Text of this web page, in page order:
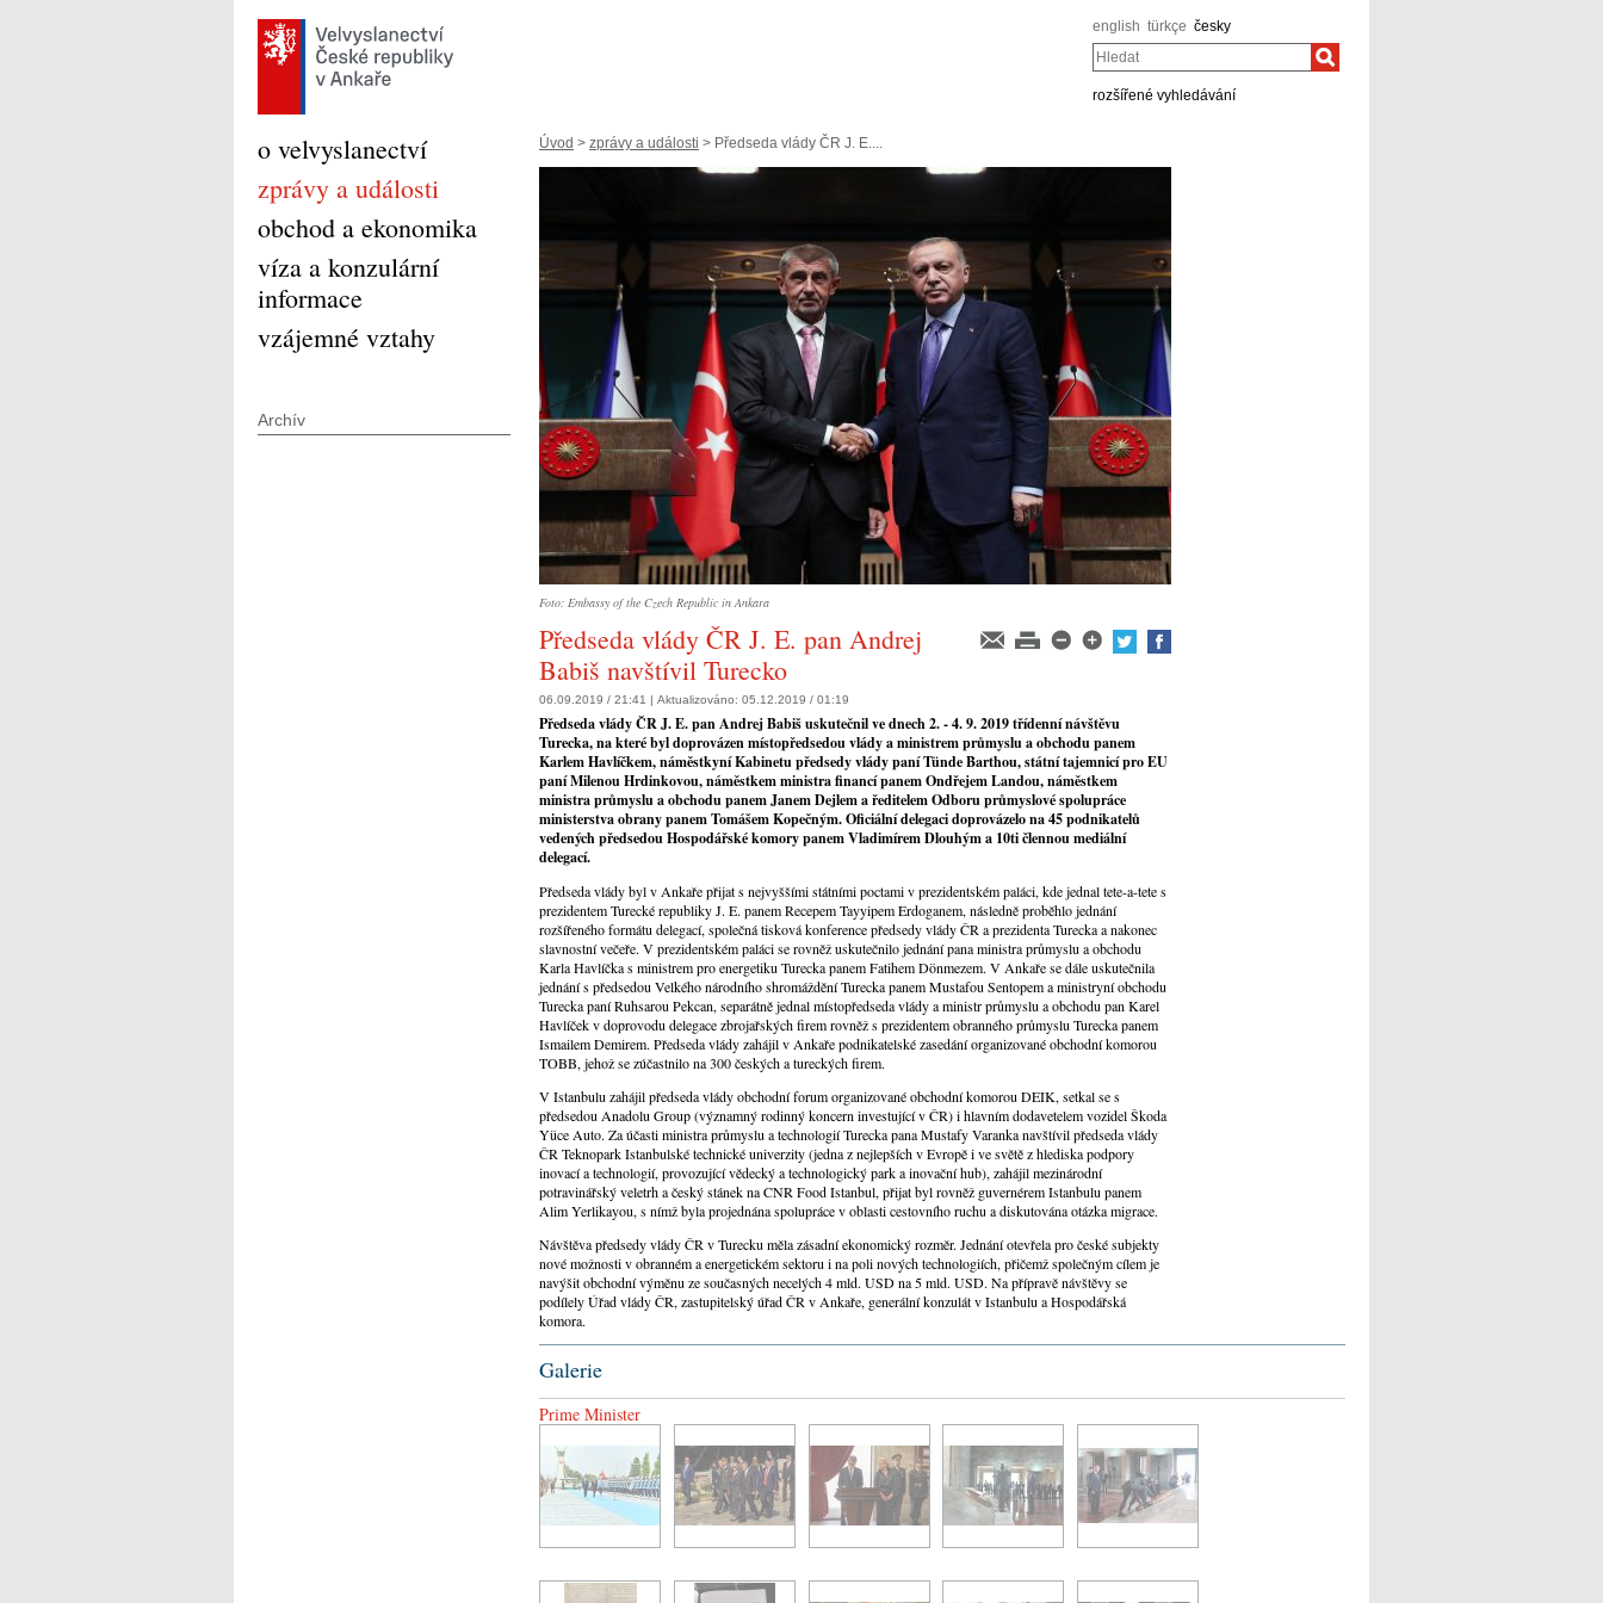
english türkçe česky
Hledat
rozšířené vyhledávání
Úvod > zprávy a události > Předseda vlády ČR J. E....
Foto: Embassy of the Czech Republic in Ankara
Předseda vlády ČR J. E. pan Andrej
Babiš navštívil Turecko
06.09.2019 / 21:41 | Aktualizováno: 05.12.2019 / 01:19
Předseda vlády ČR J. E. pan Andrej Babiš uskutečnil ve dnech 2. - 4. 9. 2019 třídenní návštěvu
Turecka, na které byl doprovázen místopředsedou vlády a ministrem průmyslu a obchodu panem
Karlem Havlíčkem, náměstkyní Kabinetu předsedy vlády paní Tünde Barthou, státní tajemnicí pro EU
paní Milenou Hrdinkovou, náměstkem ministra financí panem Ondřejem Landou, náměstkem
ministra průmyslu a obchodu panem Janem Dejlem a ředitelem Odboru průmyslové spolupráce
ministerstva obrany panem Tomášem Kopečným. Oficiální delegaci doprovázelo na 45 podnikatelů
vedených předsedou Hospodářské komory panem Vladimírem Dlouhým a 10ti člennou mediální
delegací.
Předseda vlády byl v Ankaře přijat s nejvyššími státními poctami v prezidentském paláci, kde jednal tete-a-tete s
prezidentem Turecké republiky J. E. panem Recepem Tayyipem Erdoganem, následně proběhlo jednání
rozšířeného formátu delegací, společná tisková konference předsedy vlády ČR a prezidenta Turecka a nakonec
slavnostní večeře. V prezidentském paláci se rovněž uskutečnilo jednání pana ministra průmyslu a obchodu
Karla Havlíčka s ministrem pro energetiku Turecka panem Fatihem Dönmezem. V Ankaře se dále uskutečnila
jednání s předsedou Velkého národního shromáždění Turecka panem Mustafou Sentopem a ministryní obchodu
Turecka paní Ruhsarou Pekcan, separátně jednal místopředseda vlády a ministr průmyslu a obchodu pan Karel
Havlíček v doprovodu delegace zbrojařských firem rovněž s prezidentem obranného průmyslu Turecka panem
Ismailem Demirem. Předseda vlády zahájil v Ankaře podnikatelské zasedání organizované obchodní komorou
TOBB, jehož se zúčastnilo na 300 českých a tureckých firem.
V Istanbulu zahájil předseda vlády obchodní forum organizované obchodní komorou DEIK, setkal se s
předsedou Anadolu Group (významný rodinný koncern investující v ČR) i hlavním dodavetelem vozidel Škoda
Yüce Auto. Za účasti ministra průmyslu a technologií Turecka pana Mustafy Varanka navštívil předseda vlády
ČR Teknopark Istanbulské technické univerzity (jedna z nejlepších v Evropě i ve světě z hlediska podpory
inovací a technologií, provozující vědecký a technologický park a inovační hub), zahájil mezinárodní
potravinářský veletrh a český stánek na CNR Food Istanbul, přijat byl rovněž guvernérem Istanbulu panem
Alim Yerlikayou, s nímž byla projednána spolupráce v oblasti cestovního ruchu a diskutována otázka migrace.
Návštěva předsedy vlády ČR v Turecku měla zásadní ekonomický rozměr. Jednání otevřela pro české subjekty
nové možnosti v obranném a energetickém sektoru i na poli nových technologiích, přičemž společným cílem je
navýšit obchodní výměnu ze současných necelých 4 mld. USD na 5 mld. USD. Na přípravě návštěvy se
podílely Úřad vlády ČR, zastupitelský úřad ČR v Ankaře, generální konzulát v Istanbulu a Hospodářská
komora.
Galerie
Prime Minister
o velvyslanectví
zprávy a události
obchod a ekonomika
víza a konzulární
informace
vzájemné vztahy
Archív